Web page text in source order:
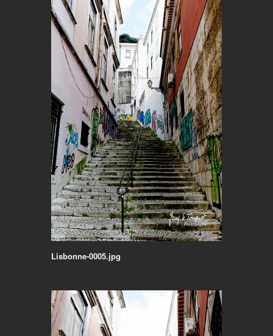
Lisbonne-0005.jpg